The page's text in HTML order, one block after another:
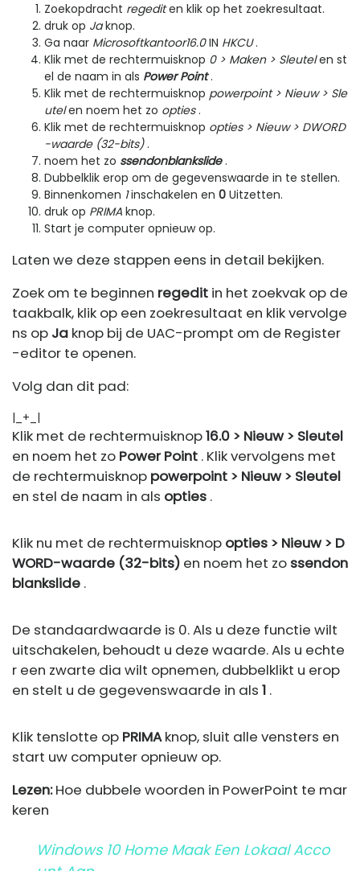
Zoekopdracht regediten klik op het zoekresultaat.
druk op Jaknop.
Ga naar Microsoftkantoor16.0IN HKCU.
Klik met de rechtermuisknop 0 > Maken > Sleutelen st
el de naam in als Power Point .
Klik met de rechtermuisknop powerpoint > Nieuw > Sle
utelen noem het zo opties.
Klik met de rechtermuisknop opties > Nieuw > DWORD
-waarde (32-bits).
noem het zo ssendonblankslide .
Dubbelklik erop om de gegevenswaarde in te stellen.
Binnenkomen 1inschakelen en 0 Uitzetten.
druk op PRIMA knop.
Start je computer opnieuw op.
Laten we deze stappen eens in detail bekijken.
Zoek om te beginnen regedit in het zoekvak op de
taakbalk, klik op een zoekresultaat en klik vervolge
ns op Ja knop bij de UAC-prompt om de Register
-editor te openen.
Volg dan dit pad:
|_+_|
Klik met de rechtermuisknop16.0 > Nieuw > Sleutel
en noem het zo Power Point . Klik vervolgens met
de rechtermuisknop powerpoint > Nieuw > Sleutel
en stel de naam in als opties .
Klik nu met de rechtermuisknop opties > Nieuw > D
WORD-waarde (32-bits) en noem het zo ssendon
blankslide .
De standaardwaarde is 0. Als u deze functie wilt
uitschakelen, behoudt u deze waarde. Als u echte
r een zwarte dia wilt opnemen, dubbelklikt u erop
en stelt u de gegevenswaarde in als 1 .
Klik tenslotte op PRIMAknop, sluit alle vensters en
start uw computer opnieuw op.
Lezen:Hoe dubbele woorden in PowerPoint te mar
keren
Windows 10 Home Maak Een Lokaal Acco